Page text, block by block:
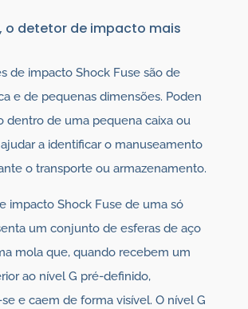
o detetor de impacto mais
de impacto Shock Fuse são de
e de pequenas dimensões. Poden
dentro de uma pequena caixa ou
a identificar o manuseamento
o transporte ou armazenamento.
impacto Shock Fuse de uma só
um conjunto de esferas de aço
mola que, quando recebem um
ao nível G pré-definido,
e caem de forma visível. O nível G